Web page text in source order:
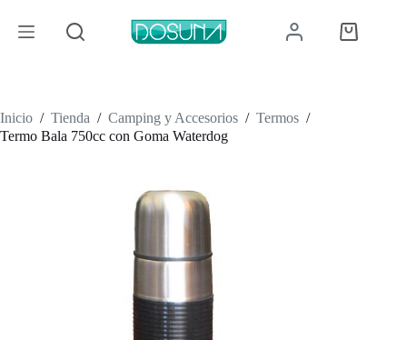
contenido
Carro
de
Inicio / Tienda / Camping y Accesorios / Termos /
Termo Bala 750cc con Goma Waterdog